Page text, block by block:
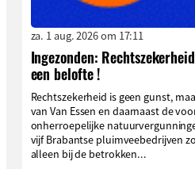
za. 1 aug. 2026 om 17:11
Ingezonden:
een belofte !
Rechtszekerheid is geen gunst,
van Van Essen en daarnaast de
onherroepelijke
vijf Brabantse pluimveebedrijven
alleen bij de betrokken...